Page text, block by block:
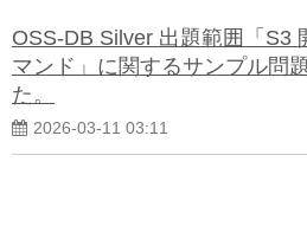
OSS-DB Silver 出題範囲「S3
マンド」に関するサンプル問
た。
2026-03-11 03:11